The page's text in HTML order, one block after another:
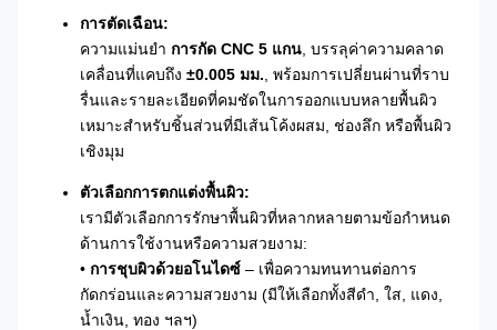
การตัดเฉือน:
ความแม่นยำ การกัด CNC 5 แกน , บรรลุค่าความคลาด
เคลื่อนที่แคบถึง ±0.005 มม. , พร้อมการเปลี่ยนผ่านที่ราบ
รื่นและรายละเอียดที่คมชัดในการออกแบบหลายพื้นผิว
เหมาะสำหรับชิ้นส่วนที่มีเส้นโค้งผสม, ช่องลึก หรือพื้นผิว
เชิงมุม
ตัวเลือกการตกแต่งพื้นผิว:
เรามีตัวเลือกการรักษาพื้นผิวที่หลากหลายตามข้อกำหนด
ด้านการใช้งานหรือความสวยงาม:
• การชุบผิวด้วยอโนไดซ์ – เพื่อความทนทานต่อการ
กัดกร่อนและความสวยงาม (มีให้เลือกทั้งสีดำ, ใส, แดง,
น้ำเงิน, ทอง ฯลฯ)